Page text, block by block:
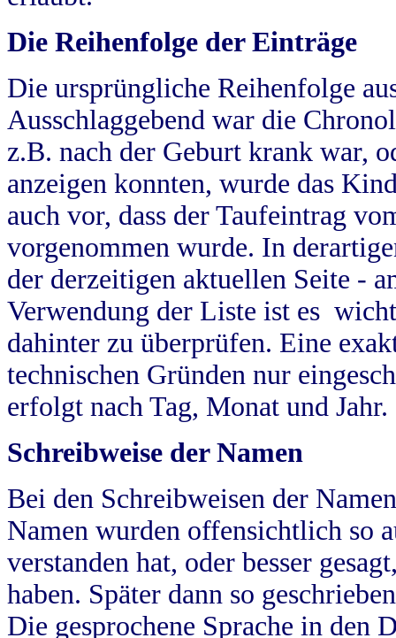
Die Reihenfolge der Einträge
Die ursprüngliche Reihenfolge
Ausschlaggebend war die
z.B. nach der Geburt krank war,
anzeigen konnten, wurde das
auch vor, dass der Taufeintrag
vorgenommen wurde. In
der derzeitigen aktuellen Seite -
Verwendung der Liste ist es
dahinter zu überprüfen. Eine
technischen Gründen nur
erfolgt nach Tag, Monat und Jahr.
Schreibweise der Namen
Bei den Schreibweisen der
Namen wurden offensichtlich so
verstanden hat, oder besser
haben. Später dann so
Die gesprochene Sprache in